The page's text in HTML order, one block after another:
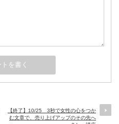
【終了】10/25 3秒で女性の心をつか
む文章で、売り上げアップのその先へ